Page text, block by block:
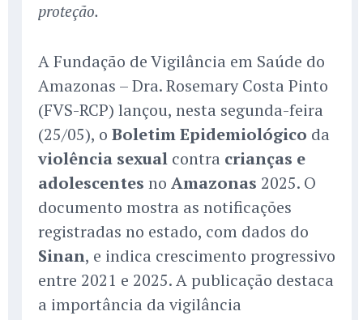
proteção.
A Fundação de Vigilância em Saúde do
Amazonas – Dra. Rosemary Costa Pinto
(FVS-RCP) lançou, nesta segunda-feira
(25/05), o Boletim Epidemiológico da
violência sexual contra crianças e
adolescentes no Amazonas 2025. O
documento mostra as notificações
registradas no estado, com dados do
Sinan, e indica crescimento progressivo
entre 2021 e 2025. A publicação destaca
a importância da vigilância